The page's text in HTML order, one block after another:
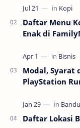
Daftar Menu
Enak di
Modal, Syarat
PlayStation
Daftar Lokasi